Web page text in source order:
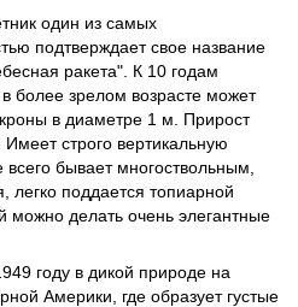
один из самых
подтверждает свое название
ракета". К 10 годам
более зрелом возрасте может
в диаметре 1 м. Прирост
строго вертикальную
бывает многоствольным,
легко поддается топиарной
можно делать очень элегантные
году в дикой природе на
Америки, где образует густые